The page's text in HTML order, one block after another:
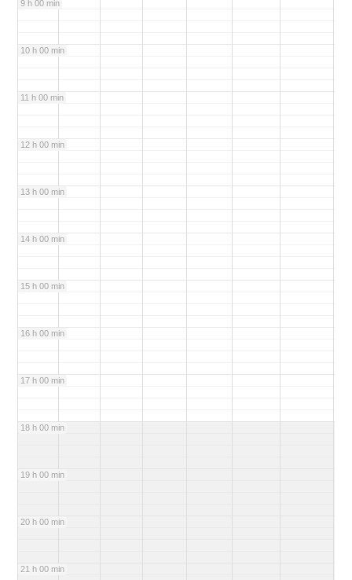
9 h 00 min
10 h 00 min
11 h 00 min
12 h 00 min
13 h 00 min
14 h 00 min
15 h 00 min
16 h 00 min
17 h 00 min
18 h 00 min
19 h 00 min
20 h 00 min
21 h 00 min